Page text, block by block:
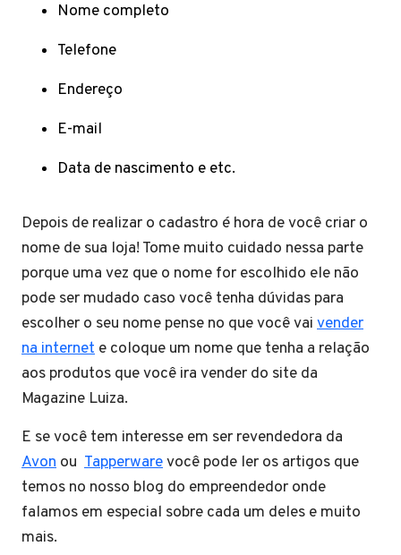
Nome completo
Telefone
Endereço
E-mail
Data de nascimento e etc.
Depois de realizar o cadastro é hora de você criar o
nome de sua loja! Tome muito cuidado nessa parte
porque uma vez que o nome for escolhido ele não
pode ser mudado caso você tenha dúvidas para
escolher o seu nome pense no que você vai vender
na internet e coloque um nome que tenha a relação
aos produtos que você ira vender do site da
Magazine Luiza.
E se você tem interesse em ser revendedora da
Avon ou Tapperwarevocê pode ler os artigos que
temos no nosso blog do empreendedor onde
falamos em especial sobre cada um deles e muito
mais.